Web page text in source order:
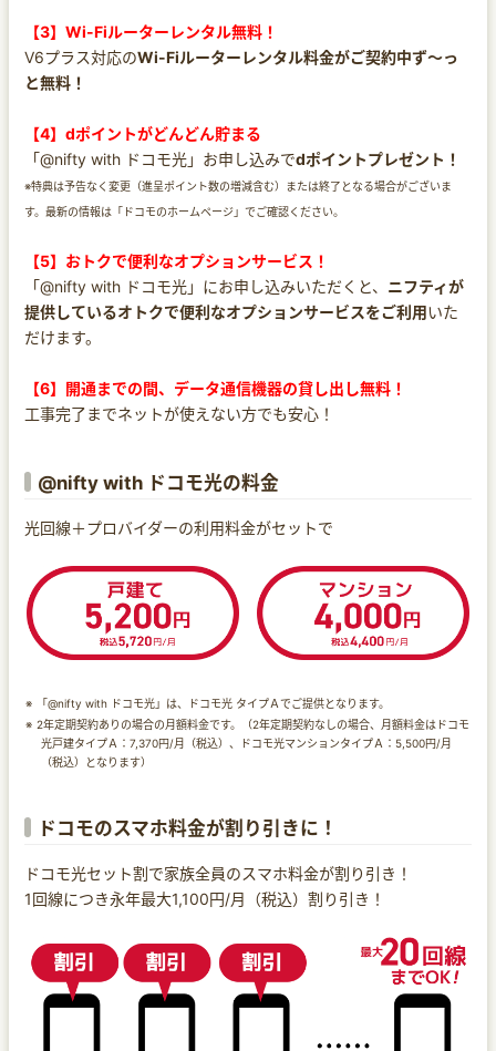
【3】Wi-Fiルーターレンタル無料！
V6プラス対応のWi-Fiルーターレンタル料金がご契約中ず～っ
と無料！
【4】dポイントがどんどん貯まる
「@nifty with ドコモ光」お申し込みでdポイントプレゼント！
※特典は予告なく変更（進呈ポイント数の増減含む）または終了となる場合がございま
す。最新の情報は「ドコモのホームページ」でご確認ください。
【5】おトクで便利なオプションサービス！
「@nifty with ドコモ光」にお申し込みいただくと、 ニフティが
提供しているオトクで便利なオプションサービスをご利用いた
だけます。
【6】開通までの間、データ通信機器の貸し出し無料！
工事完了までネットが使えない方でも安心！
@nifty with ドコモ光の料金
光回線＋プロバイダーの利用料金がセットで
「@nifty with ドコモ光」は、ドコモ光 タイプＡでご提供となります。
2年定期契約ありの場合の月額料金です。（2年定期契約なしの場合、月額料金はドコモ
光戸建タイプＡ：7,370円/月（税込）、ドコモ光マンションタイプＡ：5,500円/月
（税込）となります）
ドコモのスマホ料金が割り引きに！
ドコモ光セット割で家族全員のスマホ料金が割り引き！
1回線につき永年最大1,100円/月（税込）割り引き！